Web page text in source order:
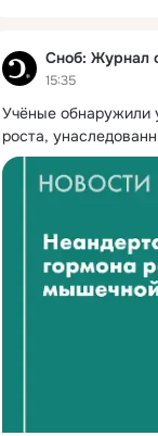
Сноб: Журнал
15:35
Учёные обнаружили
роста,